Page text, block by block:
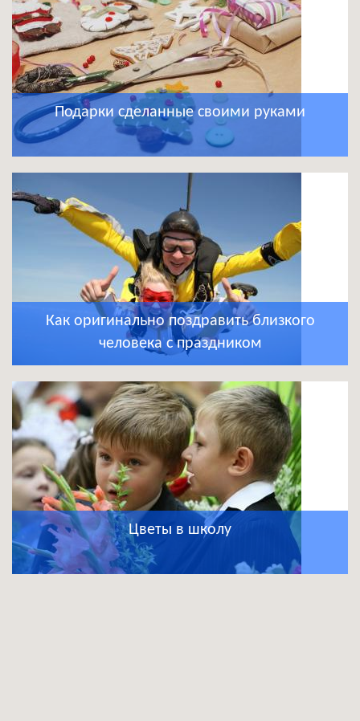
Подарки сделанные своими руками
Как оригинально поздравить близкого
человека с праздником
Цветы в школу